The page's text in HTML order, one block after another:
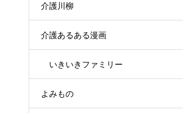
介護川柳
介護あるある漫画
いきいきファミリー
よみもの